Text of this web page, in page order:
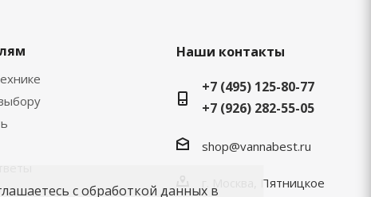
Наши контакты
+7 (495) 125-80-77
+7 (926) 282-55-05
shop@vannabest.ru
г. Москва, Пятницкое
с обработкой данных в